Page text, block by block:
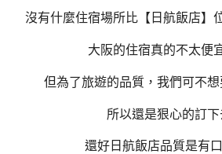
沒有什麼住宿場所比【日航飯店】
大阪的住宿真的不太便
但為了旅遊的品質，我們可不
所以還是狠心的訂
還好日航飯店品質是有